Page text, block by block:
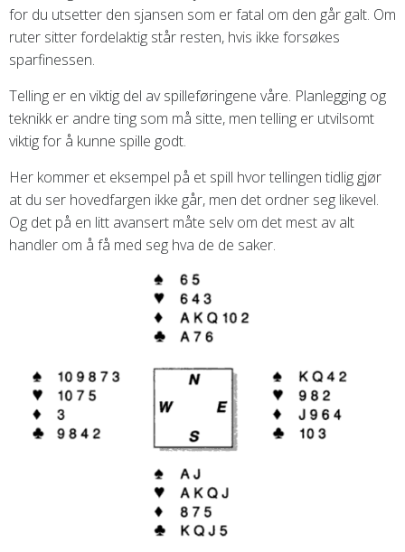
for du utsetter den sjansen som er fatal om den går galt. Om
ruter sitter fordelaktig står resten, hvis ikke forsøkes
sparfinessen.
Telling er en viktig del av spilleføringene våre. Planlegging og
teknikk er andre ting som må sitte, men telling er utvilsomt
viktig for å kunne spille godt.
Her kommer et eksempel på et spill hvor tellingen tidlig gjør
at du ser hovedfargen ikke går, men det ordner seg likevel.
Og det på en litt avansert måte selv om det mest av alt
handler om å få med seg hva de de saker.